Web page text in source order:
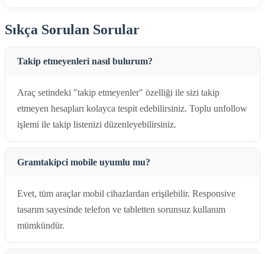
Sıkça Sorulan Sorular
Takip etmeyenleri nasıl bulurum?
Araç setindeki "takip etmeyenler" özelliği ile sizi takip
etmeyen hesapları kolayca tespit edebilirsiniz. Toplu unfollow
işlemi ile takip listenizi düzenleyebilirsiniz.
Gramtakipci mobile uyumlu mu?
Evet, tüm araçlar mobil cihazlardan erişilebilir. Responsive
tasarım sayesinde telefon ve tabletten sorunsuz kullanım
mümkündür.